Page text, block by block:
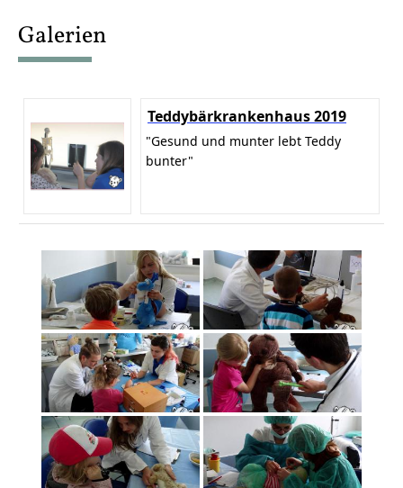
Galerien
Teddybärkrankenhaus 2019
"Gesund und munter lebt Teddy
bunter"